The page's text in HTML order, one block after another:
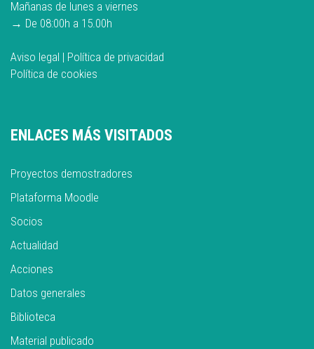
Mañanas de lunes a viernes
→ De 08:00h a 15.00h
Aviso legal | Política de privacidad
Política de cookies
ENLACES MÁS VISITADOS
Proyectos demostradores
Plataforma Moodle
Socios
Actualidad
Acciones
Datos generales
Biblioteca
Material publicado